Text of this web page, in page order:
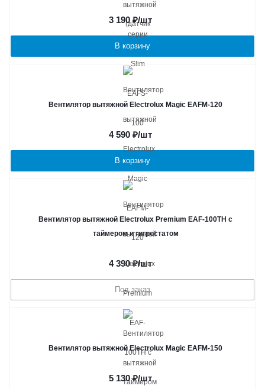
3 190₽/шт
В корзину
Вентилятор вытяжной Electrolux Magic EAFM-120
4 590 ₽/шт
В корзину
Вентилятор вытяжной Electrolux Premium EAF-100TH с
таймером и гигростатом
4 390₽/шт
Под заказ
Вентилятор вытяжной Electrolux Magic EAFM-150
5 130₽/шт